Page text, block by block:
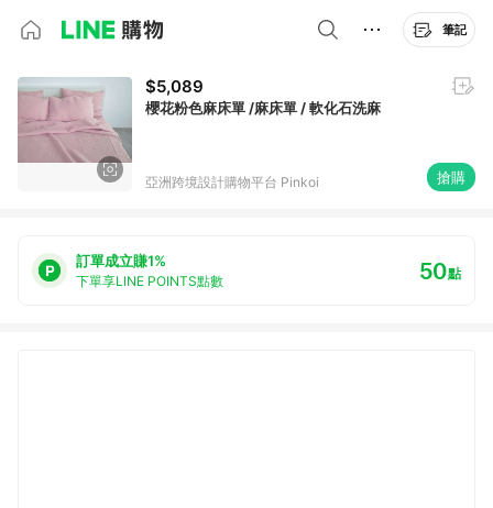
筆記
$5,089
櫻花粉色麻床單 /麻床單 / 軟化石洗麻
亞洲跨境設計購物平台 Pinkoi 搶購
訂單成立賺1%
下單享LINE POINTS點數 50點